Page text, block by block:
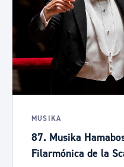
MUSIKA
87. Musika
Filarmónica de la